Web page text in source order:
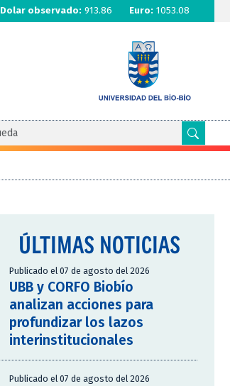
Dolar observado: 913.86 Euro: 1053.08
ÚLTIMAS NOTICIAS
Publicado el 07 de agosto del 2026
UBB y CORFO Biobío
analizan acciones para
profundizar los lazos
interinstitucionales
Publicado el 07 de agosto del 2026